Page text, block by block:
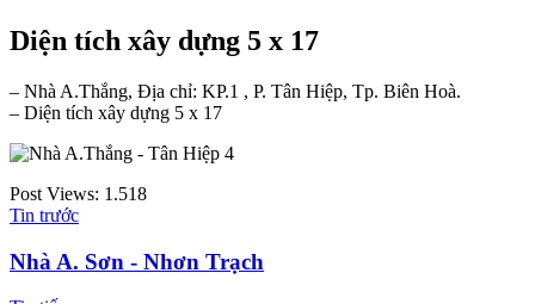
Diện tích xây dựng 5 x 17
– Nhà A.Thắng, Địa chỉ: KP.1 , P. Tân Hiệp, Tp. Biên Hoà.
– Diện tích xây dựng 5 x 17
Post Views: 1.518
Tin trước
Nhà A. Sơn - Nhơn Trạch